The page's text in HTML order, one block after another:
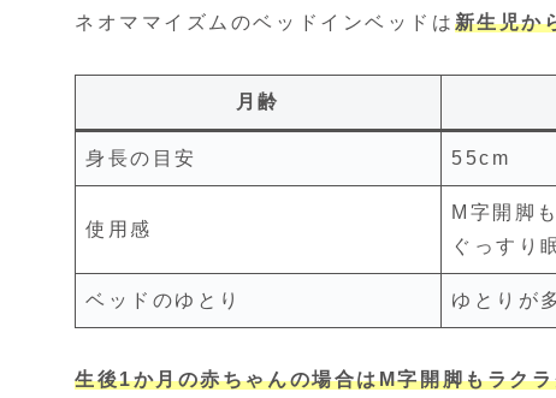
ネオママイズムのベッドインベッドは 新生児か
月齢
身長の目安 55cm
使用感
M字開脚
ぐっすり
ベッドのゆとり ゆとりが
生後1か月の赤ちゃんの場合はM字開脚もラク